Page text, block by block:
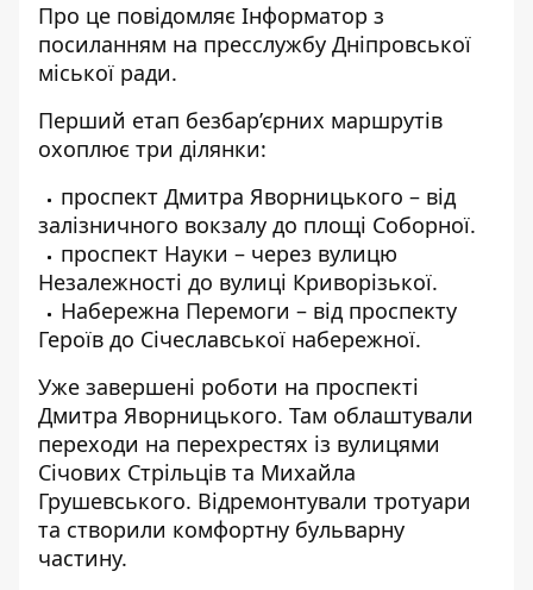
Про це повідомляє Інформатор з
посиланням на пресслужбу Дніпровської
міської ради.
Перший етап безбар’єрних маршрутів
охоплює три ділянки:
проспект Дмитра Яворницького – від
залізничного вокзалу до площі Соборної.
проспект Науки – через вулицю
Незалежності до вулиці Криворізької.
Набережна Перемоги – від проспекту
Героїв до Січеславської набережної.
Уже завершені роботи на проспекті
Дмитра Яворницького. Там облаштували
переходи на перехрестях із вулицями
Січових Стрільців та Михайла
Грушевського. Відремонтували тротуари
та створили комфортну бульварну
частину.